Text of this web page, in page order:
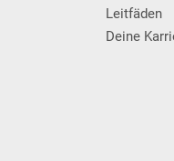
kommende
wodurch fast alle
kann dadurch um bis
Leitfäden
Deine